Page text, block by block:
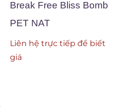
Break Free Bliss Bomb
PET NAT
Liên hệ trực tiếp để biết
giá